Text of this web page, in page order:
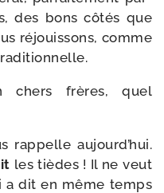
des bons côtés que
réjouis­sons, comme
chers frères, quel
rap­pelle aujourd’hui.
les tièdes ! Il ne veut
a dit en même temps